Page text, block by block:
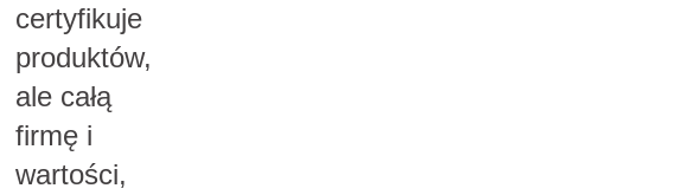
certyfikuje
produktów,
ale całą
firmę i
wartości,